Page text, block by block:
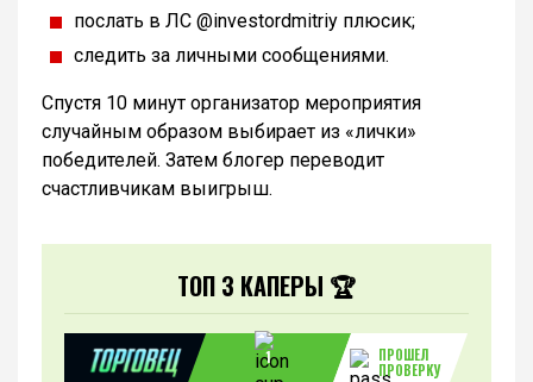
послать в ЛС @investordmitriy плюсик;
следить за личными сообщениями.
Спустя 10 минут организатор мероприятия
случайным образом выбирает из «лички»
победителей. Затем блогер переводит
счастливчикам выигрыш.
ТОП 3 КАПЕРЫ 🏆
1
ПРОШЕЛ
ПРОВЕРКУ